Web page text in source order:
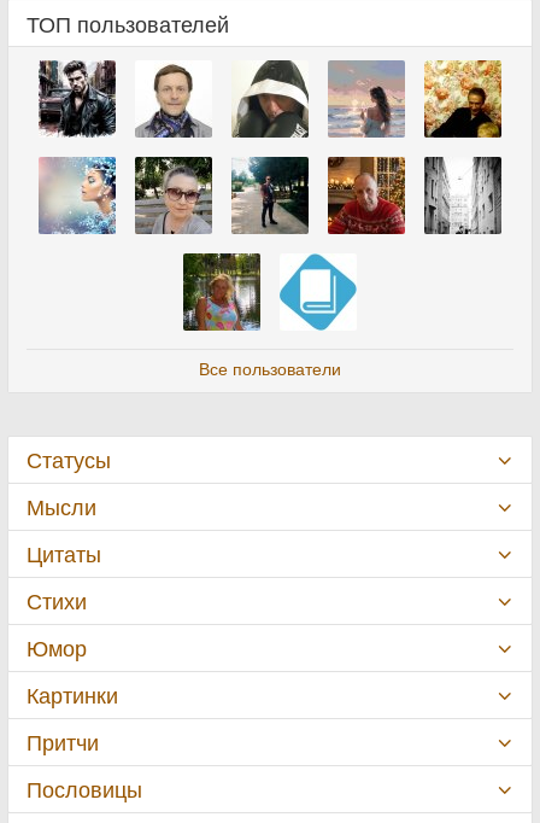
ТОП пользователей
Все пользователи
Статусы
Мысли
Цитаты
Стихи
Юмор
Картинки
Притчи
Пословицы